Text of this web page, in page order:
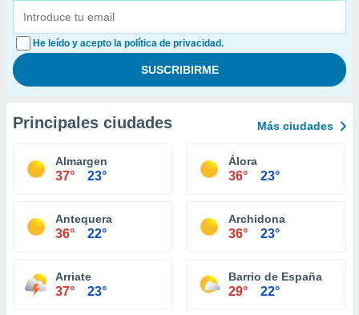
He leído y acepto la política de privacidad.
Principales ciudades Más ciudades
Almargen
37° 23°
Álora
36° 23°
Antequera
36° 22°
Archidona
36° 23°
Arriate
37° 23°
Barrio de España
29° 22°